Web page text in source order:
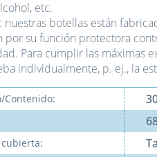
etc.
: nuestras botellas están
por su función protectora
Para cumplir las máximas
individualmente, p. ej., la
Contenido: